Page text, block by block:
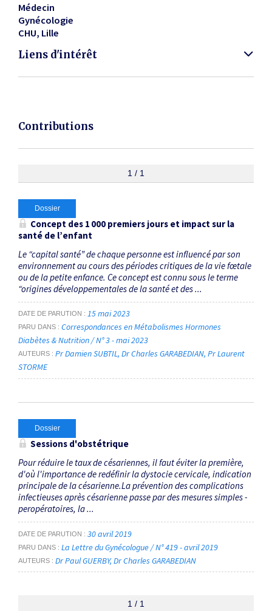
Médecin
Gynécologie
CHU Lille
Liens d'intérêt
Contributions
1 / 1
Dossier
Concept des 1 000 premiers jours et impact sur la
santé de l’enfant
Le “capital santé” de chaque personne est influencé par son
environnement au cours des périodes critiques de la vie fœtale
ou de la petite enfance. Ce concept est connu sous le terme
“origines développementales de la santé et des ...
DATE DE PARUTION 15 mai 2023
PARU DANS
Correspondances en Métabolismes Hormones
Diabètes & Nutrition / N° 3 - mai 2023
AUTEURS Pr Damien SUBTIL Dr Charles GARABEDIAN Pr Laurent
STORME
Dossier
Sessions d'obstétrique
Pour réduire le taux de césariennes, il faut éviter la première,
d'où l'importance de redéfinir la dystocie cervicale, indication
principale de la césarienne.La prévention des complications
infectieuses après césarienne passe par des mesures simples ­
per­opératoires, la ...
DATE DE PARUTION 30 avril 2019
PARU DANS La Lettre du Gynécologue / N° 419 - avril 2019
AUTEURS Dr Paul GUERBY Dr Charles GARABEDIAN
1 / 1